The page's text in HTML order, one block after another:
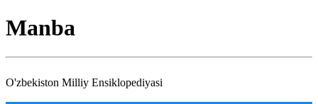
Manba
O'zbekiston Milliy Ensiklopediyasi